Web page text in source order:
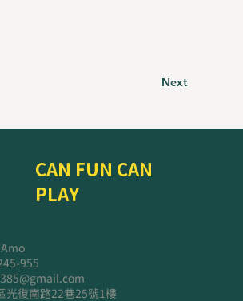
Next
CAN FUN CAN
PLAY
955
光復南路22巷25號1樓